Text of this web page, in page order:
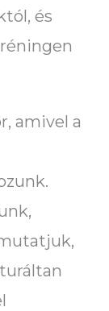
és
amivel a